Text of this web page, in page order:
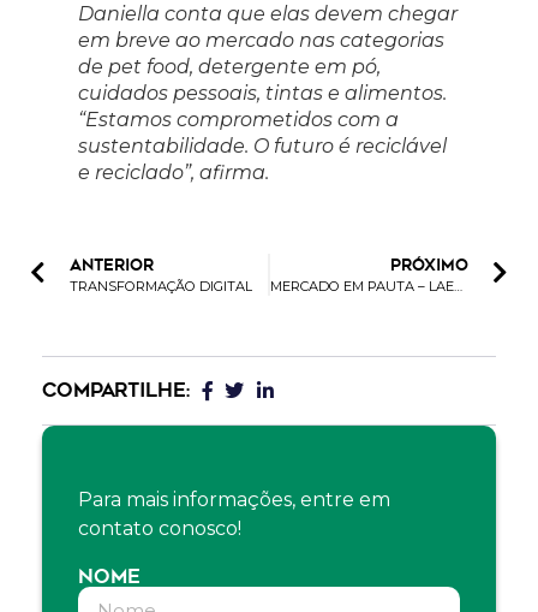
Daniella conta que elas devem chegar
em breve ao mercado nas categorias
de pet food, detergente em pó,
cuidados pessoais, tintas e alimentos.
“Estamos comprometidos com a
sustentabilidade. O futuro é reciclável
e reciclado”, afirma.
ANTERIOR
TRANSFORMAÇÃO DIGITAL
PRÓXIMO
COMPARTILHE:
Para mais informações, entre em
contato conosco!
NOME